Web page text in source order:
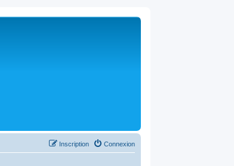
Connexion
Inscription